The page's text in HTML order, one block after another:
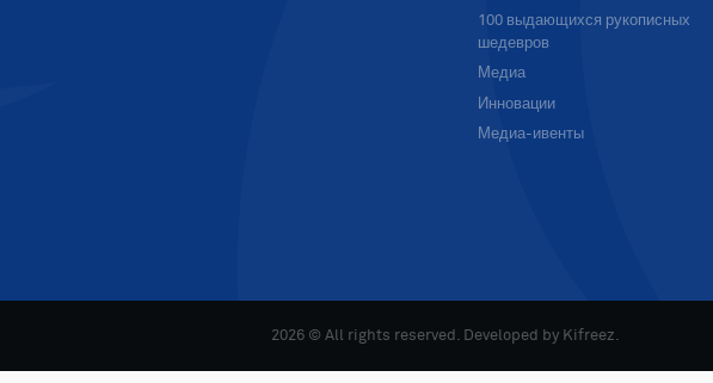
100 выдающихся рукописных
шедевров
Медиа
Инновации
Медиа-ивенты
2026 © All rights reserved. Developed by Kifreez.